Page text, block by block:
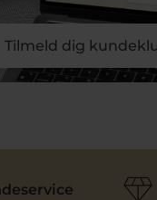
Tilmeld dig